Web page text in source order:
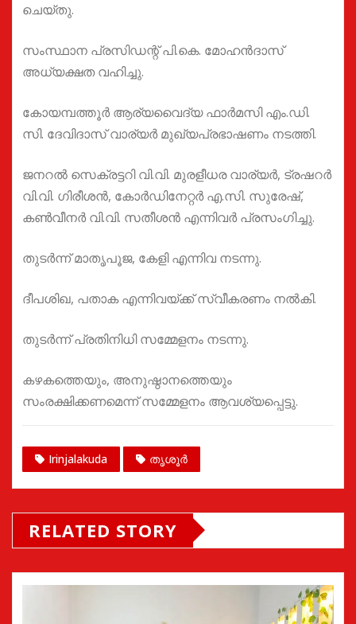
ചെയ്തു.
സംസ്ഥാന പ്രസിഡന്റ് പി.കെ. മോഹൻദാസ്
അധ്യക്ഷത വഹിച്ചു.
കോയമ്പത്തൂർ ആര്യവൈദ്യ ഫാർമസി എം.ഡി.
സി. ദേവിദാസ് വാര്യർ മുഖ്യപ്രഭാഷണം നടത്തി.
ജനറൽ സെക്രട്ടറി വി.വി. മുരളീധര വാര്യർ, ട്രഷറർ
വി.വി. ഗിരീശൻ, കോർഡിനേറ്റർ എ.സി. സുരേഷ്,
കൺവീനർ വി.വി. സതീശൻ എന്നിവർ പ്രസംഗിച്ചു.
തുടർന്ന് മാതൃപൂജ, കേളി എന്നിവ നടന്നു.
ദീപശിഖ, പതാക എന്നിവയ്ക്ക് സ്വീകരണം നൽകി.
തുടർന്ന് പ്രതിനിധി സമ്മേളനം നടന്നു.
കഴകത്തെയും, അനുഷ്ഠാനത്തെയും
സംരക്ഷിക്കണമെന്ന് സമ്മേളനം ആവശ്യപ്പെട്ടു.
Irinjalakuda തൃശൂർ
RELATED STORY